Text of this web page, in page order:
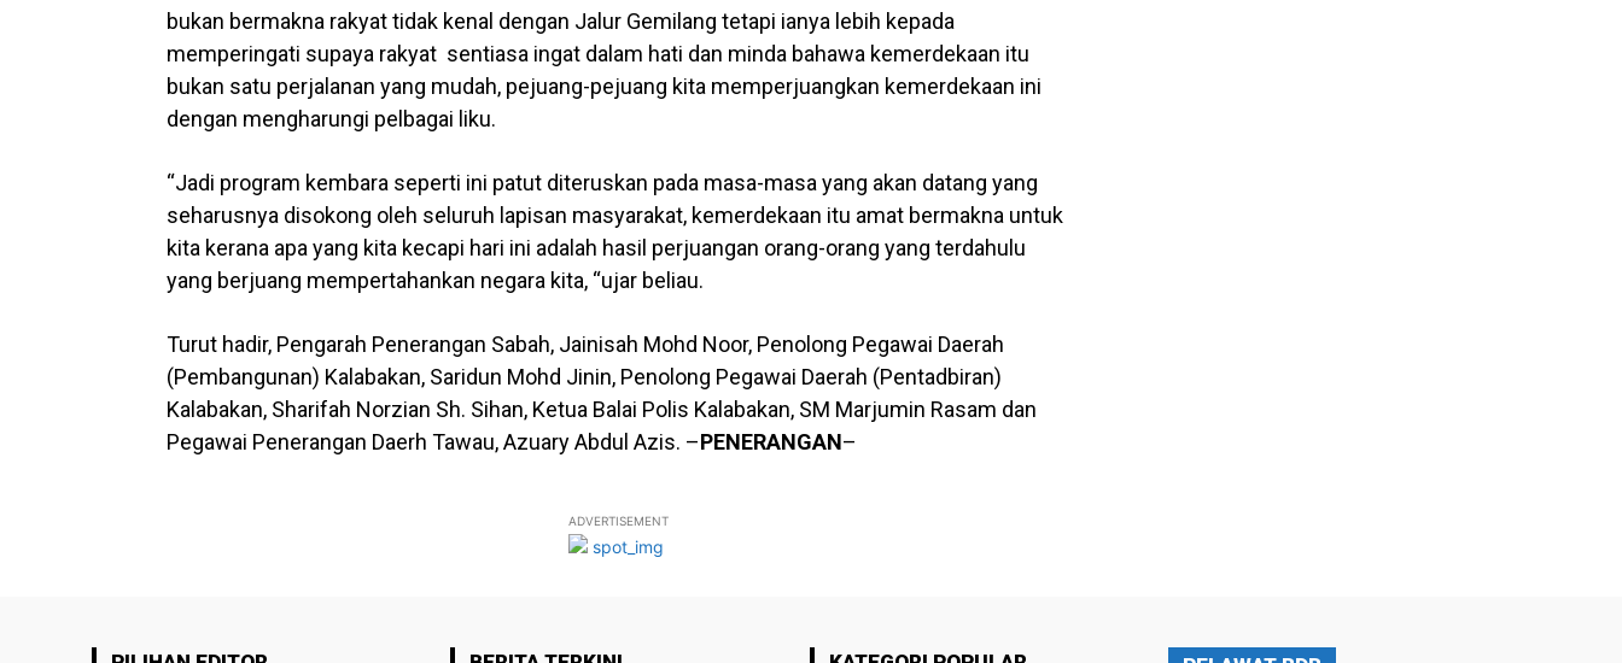
bukan bermakna rakyat tidak kenal dengan Jalur Gemilang tetapi ianya lebih kepada
memperingati supaya rakyat sentiasa ingat dalam hati dan minda bahawa kemerdekaan itu
bukan satu perjalanan yang mudah, pejuang-pejuang kita memperjuangkan kemerdekaan ini
dengan mengharungi pelbagai liku.
“Jadi program kembara seperti ini patut diteruskan pada masa-masa yang akan datang yang
seharusnya disokong oleh seluruh lapisan masyarakat, kemerdekaan itu amat bermakna untuk
kita kerana apa yang kita kecapi hari ini adalah hasil perjuangan orang-orang yang terdahulu
yang berjuang mempertahankan negara kita, “ujar beliau.
Turut hadir, Pengarah Penerangan Sabah, Jainisah Mohd Noor, Penolong Pegawai Daerah
(Pembangunan) Kalabakan, Saridun Mohd Jinin, Penolong Pegawai Daerah (Pentadbiran)
Kalabakan, Sharifah Norzian Sh. Sihan, Ketua Balai Polis Kalabakan, SM Marjumin Rasam dan
Pegawai Penerangan Daerh Tawau, Azuary Abdul Azis. –PENERANGAN–
ADVERTISEMENT